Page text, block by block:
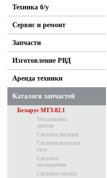
Техника б/у
Сервис и ремонт
Запчасти
Изготовление РВД
Аренда техники
Каталоги запчастей
Беларус МТЗ-82.1
Механизмы
дизеля
Система питания
Система выпуска
газа
Система
охлаждения
Система смазки